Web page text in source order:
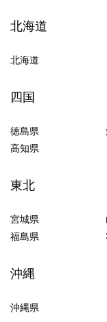
北海道
北海道
四国
徳島県
高知県
東北
宮城県
福島県
沖縄
沖縄県